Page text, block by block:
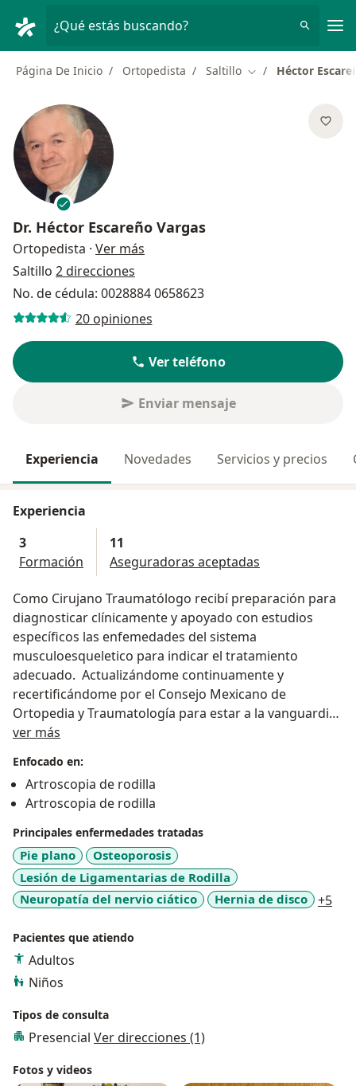
¿Qué estás buscando?
Página De Inicio Ortopedista Saltillo Cambiar de ciudad
Héctor
Dr. Héctor Escareño Vargas
Ortopedista · Ver más
Saltillo 2 direcciones
No. de cédula: 0028884 0658623
20 opiniones
Ver teléfono
Enviar mensaje
Experiencia Novedades Servicios y precios
Experiencia
3
Formación
11
Aseguradoras aceptadas
Como Cirujano Traumatólogo recibí preparación para
diagnosticar clínicamente y apoyado con estudios
específicos las enfemedades del sistema
musculoesqueletico para indicar el tratamiento
adecuado. Actualizándome continuamente y
recertificándome por el Consejo Mexicano de
Ortopedia y Traumatología para estar a la vanguardia
en los tratamientos de mi especialidad aunado a la
Con subespecialidad en artroscopía de rodilla para
cirugía minima invasiva.
ver más
Enfocado en:
Artroscopia de rodilla
Artroscopia de rodilla
Principales enfermedades tratadas
Pie plano
Osteoporosis
Lesión de Ligamentarias de Rodilla
Neuropatía del nervio ciático
Hernia de disco +5
Pacientes que atiendo
Adultos
Niños
Tipos de consulta
Presencial Ver direcciones (1)
Fotos y videos